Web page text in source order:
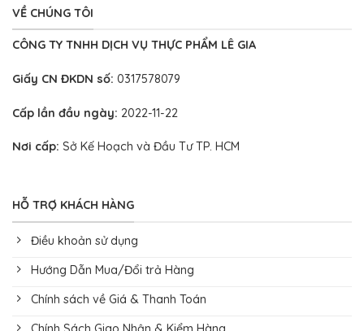
VỀ CHÚNG TÔI
CÔNG TY TNHH DỊCH VỤ THỰC PHẨM LÊ GIA
Giấy CN ĐKDN số: 0317578079
Cấp lần đầu ngày: 2022-11-22
Nơi cấp: Sở Kế Hoạch và Đầu Tư TP. HCM
HỖ TRỢ KHÁCH HÀNG
Điều khoản sử dụng
Hướng Dẫn Mua/Đổi trả Hàng
Chính sách về Giá & Thanh Toán